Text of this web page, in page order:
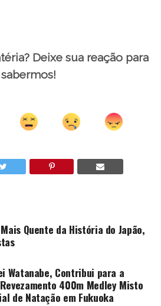
Deixe sua reação para
sabermos!
Quente da História do Japão,
Watanabe, Contribui para a
400m Medley Misto
de Natação em Fukuoka